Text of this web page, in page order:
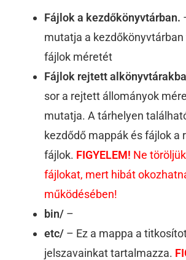
Fájlok a kezdőkönyvtárban.
mutatja a
fájlok méretét
Fájlok rejtett
sor a rejtett állományok
mutatja. A tárhelyen található
kezdődő mappák és fájlok a
fájlok. FIGYELEM! Ne
fájlokat, mert hibát
működésében!
bin/ –
etc/ – Ez a mappa a
jelszavainkat tartalmazza.